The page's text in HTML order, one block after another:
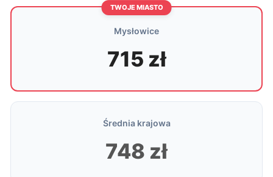
TWOJE MIASTO
Mysłowice
715 zł
Średnia krajowa
748 zł